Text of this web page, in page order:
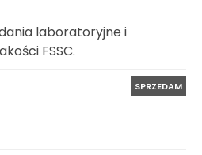
laboratoryjne i
FSSC.
SPRZEDAM